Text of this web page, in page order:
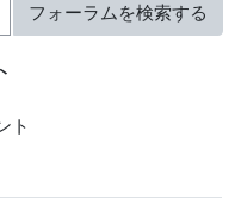
フォーラムを検索する
ト